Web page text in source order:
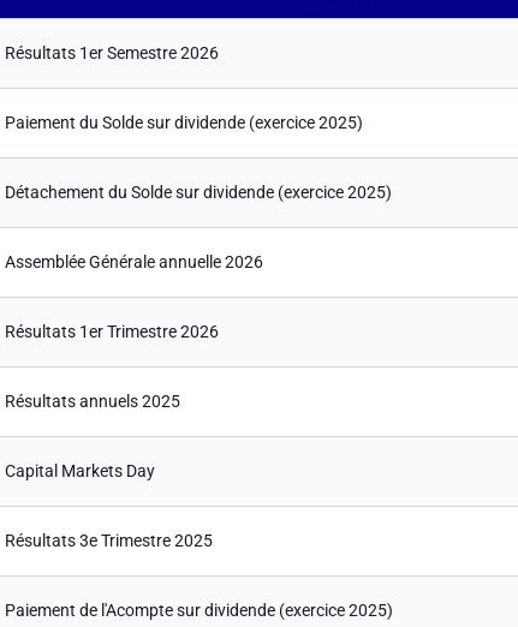
Résultats 1er Semestre 2026
Paiement du Solde sur dividende (exercice 2025)
Détachement du Solde sur dividende (exercice 2025)
Assemblée Générale annuelle 2026
Résultats 1er Trimestre 2026
Résultats annuels 2025
Capital Markets Day
Résultats 3e Trimestre 2025
Paiement de l'Acompte sur dividende (exercice 2025)